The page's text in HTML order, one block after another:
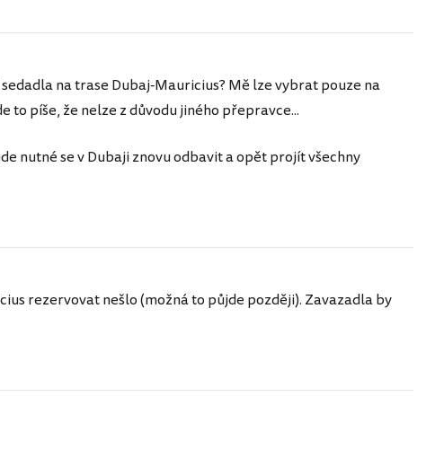
na trase Dubaj-Mauricius? Mě lze vybrat pouze na
to píše, že nelze z důvodu jiného přepravce...
nutné se v Dubaji znovu odbavit a opět projít všechny
rezervovat nešlo (možná to půjde později). Zavazadla by